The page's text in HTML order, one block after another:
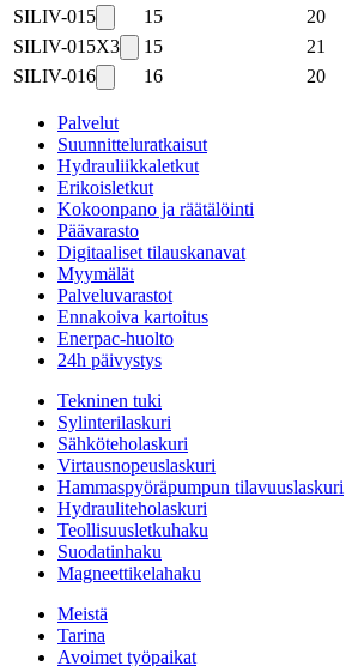
SILIV-015
15 20
SILIV-015X3
15 21
SILIV-016
16 20
Palvelut
Suunnitteluratkaisut
Hydrauliikkaletkut
Erikoisletkut
Kokoonpano ja räätälöinti
Päävarasto
Digitaaliset tilauskanavat
Myymälät
Palveluvarastot
Ennakoiva kartoitus
Enerpac-huolto
24h päivystys
Tekninen tuki
Sylinterilaskuri
Sähköteholaskuri
Virtausnopeuslaskuri
Hammaspyöräpumpun tilavuuslaskuri
Hydrauliteholaskuri
Teollisuusletkuhaku
Suodatinhaku
Magneettikelahaku
Meistä
Tarina
Avoimet työpaikat